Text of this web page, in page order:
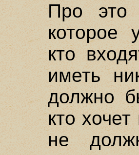
Про это
которое
кто
иметь
должно
кто
не